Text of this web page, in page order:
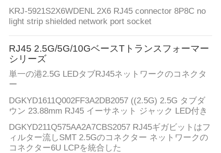
KRJ-5921S2X6WDENL 2X6 RJ45 connector 8P8C no
light strip shielded network port socket
RJ45 2.5G/5G/10GベースTトランスフォーマー
シリーズ
単一の港2.5G LEDタブRJ45ネットワークのコネクタ
ー
DGKYD1611Q002FF3A2DB2057 ((2.5G) 2.5G タブダ
ウン 23.88mm RJ45 イーサネット ジャック LED付き
DGKYD211Q575AA2A7CBS2057 RJ45ギガビットはフ
ィルター流しSMT 2.5Gのコネクター ネットワークの
コネクター6U LCPを統合した